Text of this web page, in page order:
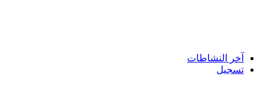
آخر النشاطات
تسجيل